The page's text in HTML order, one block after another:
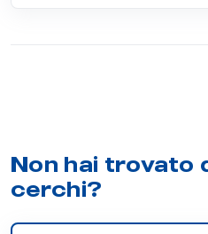
Non hai trovato
cerchi?